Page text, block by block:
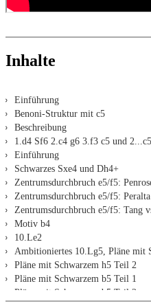
Inhalte
Einführung
Benoni-Struktur mit c5
Beschreibung
1.d4 Sf6 2.c4 g6 3.f3 c5 und 2...c5
Einführung
Schwarzes Sxe4 und Dh4+
Zentrumsdurchbruch e5/f5:
Zentrumsdurchbruch e5/f5:
Zentrumsdurchbruch e5/f5: Tang
Motiv b4
10.Le2
Ambitioniertes 10.Lg5, Pläne mit
Pläne mit Schwarzem h5 Teil 2
Pläne mit Schwarzem b5 Teil 1
Pläne mit Schwarzem b5 Teil 2